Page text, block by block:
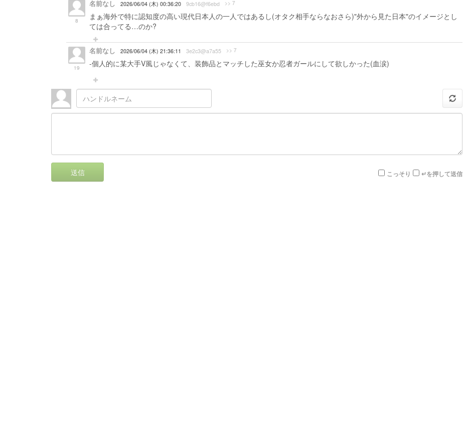
8
名前なし 2026/06/04 (木) 00:36:20 9cb16@f6ebd >> 7
まぁ海外で特に認知度の高い現代日本人の一人ではあるし(オタク相手ならなおさら)"外から見た日本"のイメージとし
ては合ってる…のか?
19
名前なし 2026/06/04 (木) 21:36:11 3e2c3@a7a55 >> 7
-個人的に某大手V風じゃなくて、装飾品とマッチした巫女か忍者ガールにして欲しかった(血涙)
送信 こっそり ↵を押して送信